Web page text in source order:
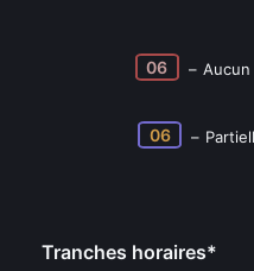
06 –
·
06 –
Tranches horaires*